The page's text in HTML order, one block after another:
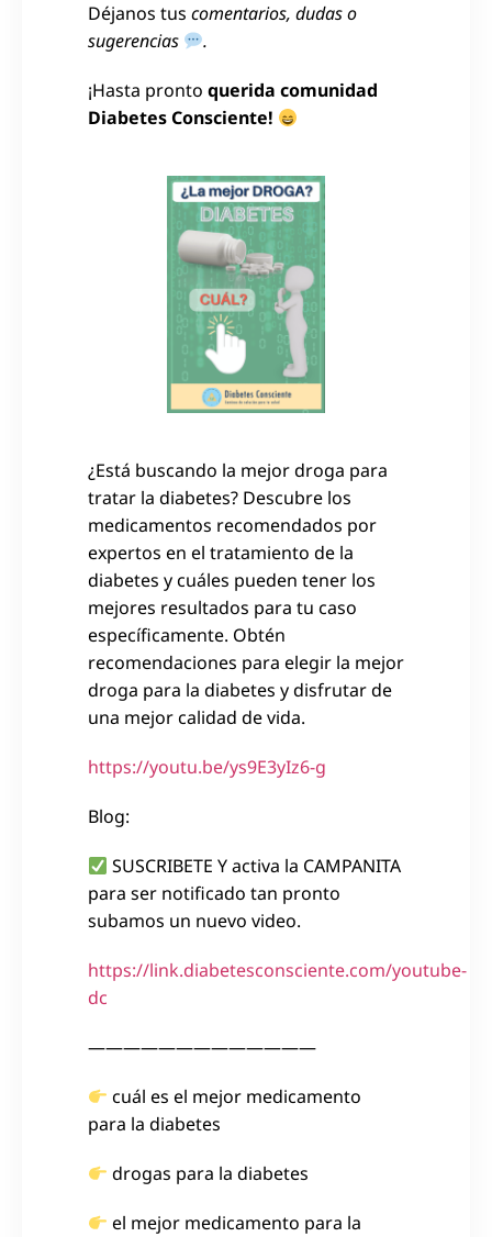
Déjanos tus comentarios, dudas o
sugerencias
.
¡Hasta pronto querida comunidad
Diabetes Consciente!
¿Está buscando la mejor droga para
tratar la diabetes? Descubre los
medicamentos recomendados por
expertos en el tratamiento de la
diabetes y cuáles pueden tener los
mejores resultados para tu caso
específicamente. Obtén
recomendaciones para elegir la mejor
droga para la diabetes y disfrutar de
una mejor calidad de vida.
https://youtu.be/ys9E3yIz6-g
Blog:
SUSCRIBETE Y activa la CAMPANITA
para ser notificado tan pronto
subamos un nuevo video.
https://link.diabetesconsciente.com/youtube-
dc
—————————————
cuál es el mejor medicamento
para la diabetes
drogas para la diabetes
el mejor medicamento para la